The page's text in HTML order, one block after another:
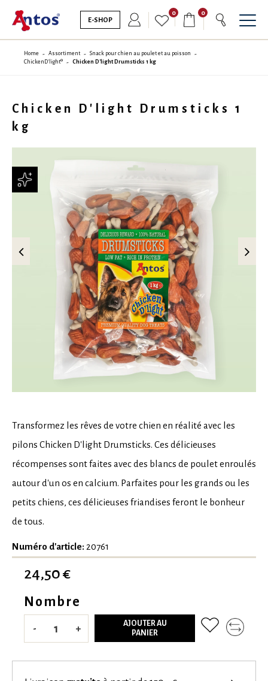
E-SHOP
0 0
Home Assortiment
Snack pour chien au poulet et au poisson
ChickenD'light®
Chicken D'light Drumsticks 1 kg
Chicken D'light Drumsticks 1
kg
Transformez les rêves de votre chien en réalité avec les
pilons Chicken D'light Drumsticks. Ces délicieuses
récompenses sont faites avec des blancs de poulet enroulés
autour d'un os en calcium. Parfaites pour les grands ou les
petits chiens, ces délicieuses friandises feront le bonheur
de tous.
Numéro d'article: 20761
24,50 €
Nombre
- +
AJOUTER AU
PANIER